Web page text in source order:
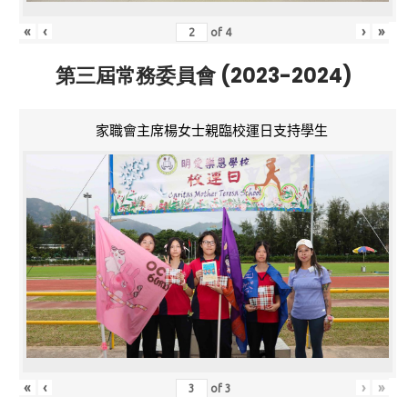
« ‹ of 4 › »
第三屆常務委員會 (2023-2024)
家職會主席楊女士親臨校運日支持學生
« ‹ of3 › »